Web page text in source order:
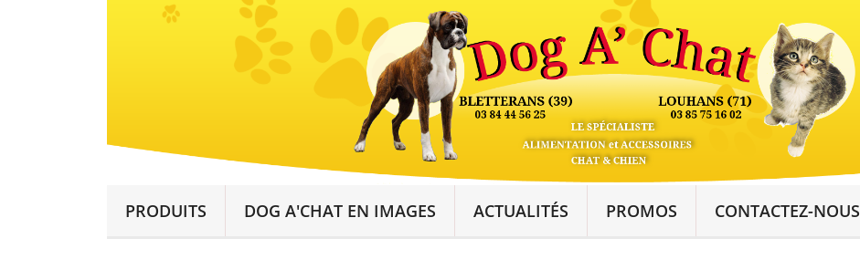
PRODUITS DOG A'CHAT EN IMAGES ACTUALITÉS PROMOS CONTACTEZ-NOUS